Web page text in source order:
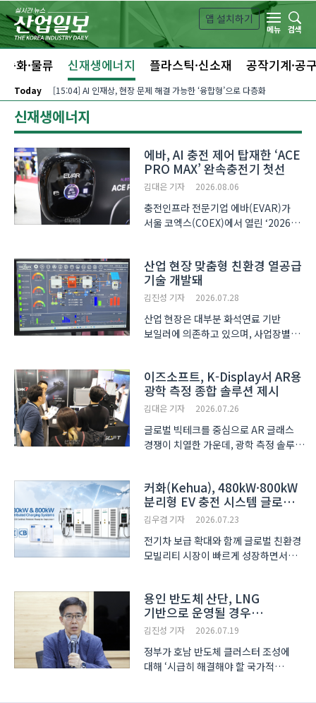
본문 바로가기
앱 설치하기
메뉴
검색
동화·물류 신재생에너지 플라스틱·신소재 공작기계·공
Today [15:04] AI 인재상, 현장 문제 해결 가능한 ‘융합형’으로 다층화
신재생에너지
에바, AI 충전 제어 탑재한 ‘ACE
PRO MAX’ 완속충전기 첫선
김대은 기자 2026.08.06
충전인프라 전문기업 에바(EVAR)가
서울 코엑스(COEX)에서 열린 ‘2026
완속충전기 ‘ACE PRO MAX’를
공개했다. 신제품에는 사용자의 충전
습관을 학습하는 인공지능(AI) 기반
충전 제어..
산업 현장 맞춤형 친환경 열공급
기술 개발돼
김진성 기자 2026.07.28
산업 현장은 대부분 화석연료 기반
보일러에 의존하고 있으며, 사업장별
고온 히트펌프는 충분한 열원이
필요하지만, 실제 산업 현장에서는 활용
가능한 폐열이 부족해 적..
이즈소프트, K-Display서 AR용
광학 측정 종합 솔루션 제시
김대은 기자 2026.07.26
글로벌 빅테크를 중심으로 AR 글래스
경쟁이 치열한 가운데, 광학 측정 솔루션
2026(한국디스플레이산업전시회)’에서
AR 기기 개발에 필요한 종합 광학 측정
제품군을 소개했다. 이번 전시에서
이즈소프트..
커화(Kehua), 480kW·800kW
분리형 EV 충전 시스템 글로벌
CE·CB 인증 동시 획득
김우겸 기자 2026.07.23
전기차 보급 확대와 함께 글로벌 친환경
모빌리티 시장이 빠르게 성장하면서
제공을 중심으로 진화하고 있다.
충전사업자(CPO), 플릿(Fleet)
운영사, EPC ..
용인 반도체 산단, LNG
기반으로 운영될 경우
질소산화물 다량 배출될 것
김진성 기자 2026.07.19
정부가 호남 반도체 클러스터 조성에
대해 ‘시급히 해결해야 할 국가적